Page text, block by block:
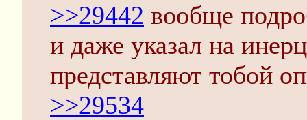
>>29442 вообще
и даже указал на
представляют тобой
>>29534